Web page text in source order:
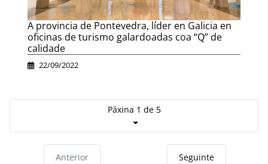
A provincia de Pontevedra, líder en Galicia en
oficinas de turismo galardoadas coa “Q” de
calidade
22/09/2022
Páxina 1 de 5
Anterior Seguinte